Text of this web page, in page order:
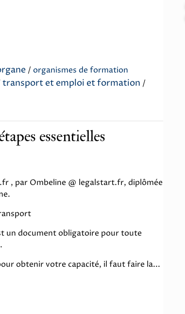
/ organismes de formation
transport et emploi et formation /
essentielles
, par Ombeline @ legalstart.fr, diplômée
un document obligatoire pour toute
obtenir votre capacité, il faut faire la...